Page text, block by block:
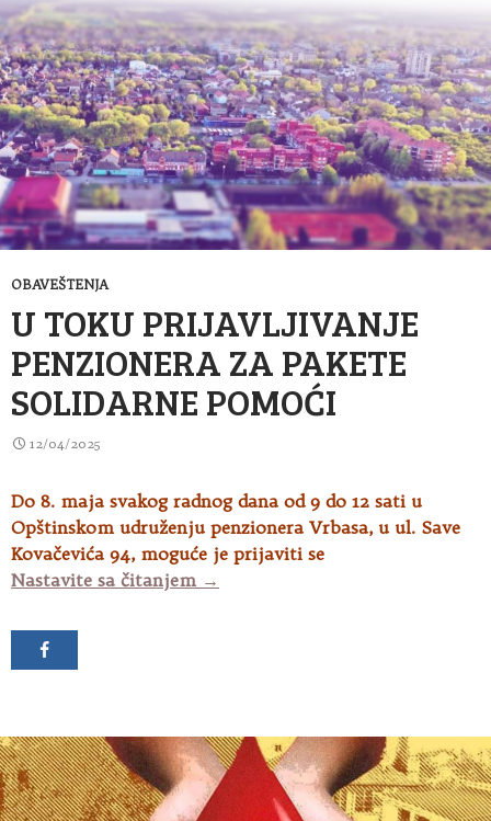
OBAVEŠTENJA
U TOKU PRIJAVLJIVANJE
PENZIONERA ZA PAKETE
SOLIDARNE POMOĆI
12/04/2025
Do 8. maja svakog radnog dana od 9 do 12 sati u
Opštinskom udruženju penzionera Vrbasa, u ul. Save
Kovačevića 94, moguće je prijaviti se
Nastavite sa čitanjem U toku prijavljivanje penzionera
→